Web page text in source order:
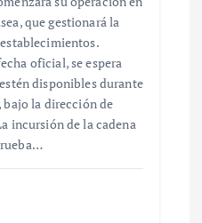
que gestionará la
oficial, se espera
disponibles durante
bajo la dirección de
incursión de la cadena